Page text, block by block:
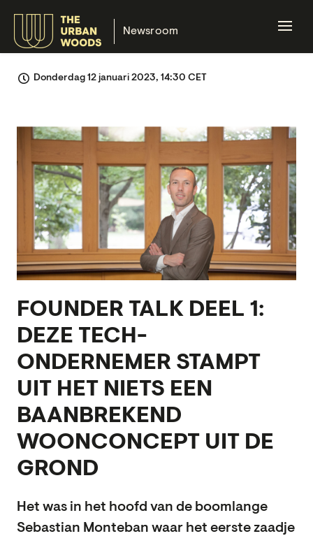
Newsroom
Donderdag 12 januari 2023, 14:30 CET
JPEG
FOUNDER TALK DEEL 1:
DEZE TECH-
ONDERNEMER STAMPT
UIT HET NIETS EEN
BAANBREKEND
WOONCONCEPT UIT DE
GROND
Het was in het hoofd van de boomlange
Sebastian Monteban waar het eerste zaadje